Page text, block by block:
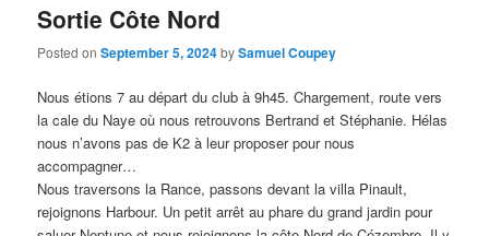
Sortie Côte Nord
Posted onSeptember 5, 2024bySamuel Coupey
Nous étions 7 au départ du club à 9h45. Chargement, route vers
la cale du Naye où nous retrouvons Bertrand et Stéphanie. Hélas
nous n’avons pas de K2 à leur proposer pour nous
accompagner…
Nous traversons la Rance, passons devant la villa Pinault,
rejoignons Harbour. Un petit arrêt au phare du grand jardin pour